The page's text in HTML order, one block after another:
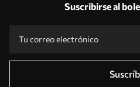
Suscribirse al